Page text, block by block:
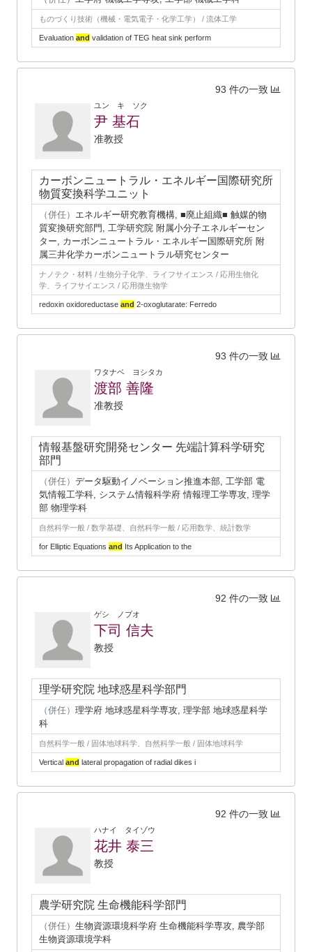
ものづくり技術（機械・電気電子・化学工学） / 流体工学
Evaluation and validation of TEG heat sink perform
93 件の一致
ユン キ ソク
尹 基石
准教授
カーボンニュートラル・エネルギー国際研究所
物質変換科学ユニット
（併任） エネルギー研究教育機構, ■廃止組織■ 触媒的物
質変換研究部門, 工学研究院 附属小分子エネルギーセン
ター, カーボンニュートラル・エネルギー国際研究所 附
属三井化学カーボンニュートラル研究センター
ナノテク・材料 / 生物分子化学、ライフサイエンス / 応用生物化
学、ライフサイエンス / 応用微生物学
redoxin oxidoreductase and 2-oxoglutarate: Ferredo
93 件の一致
ワタナベ ヨシタカ
渡部 善隆
准教授
情報基盤研究開発センター 先端計算科学研究
部門
（併任） データ駆動イノベーション推進本部, 工学部 電
気情報工学科, システム情報科学府 情報理工学専攻, 理学
部 物理学科
自然科学一般 / 数学基礎、自然科学一般 / 応用数学、統計数学
for Elliptic Equations and Its Application to the
92 件の一致
ゲシ ノブオ
下司 信夫
教授
理学研究院 地球惑星科学部門
（併任） 理学府 地球惑星科学専攻, 理学部 地球惑星科学
科
自然科学一般 / 固体地球科学、自然科学一般 / 固体地球科学
Vertical and lateral propagation of radial dikes i
92 件の一致
ハナイ タイゾウ
花井 泰三
教授
農学研究院 生命機能科学部門
（併任） 生物資源環境科学府 生命機能科学専攻, 農学部
生物資源環境学科